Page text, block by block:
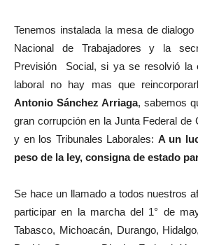
Tenemos instalada la mesa de
Nacional de Trabajadores y la
Previsión Social, si ya se resolvió la
laboral no hay mas que
Antonio Sánchez Arriaga, sabemos
gran corrupción en la Junta Federal de
y en los Tribunales Laborales: A un
peso de la ley, consigna de estado
Se hace un llamado a todos nuestros
participar en la marcha del 1° de
Tabasco, Michoacán, Durango,